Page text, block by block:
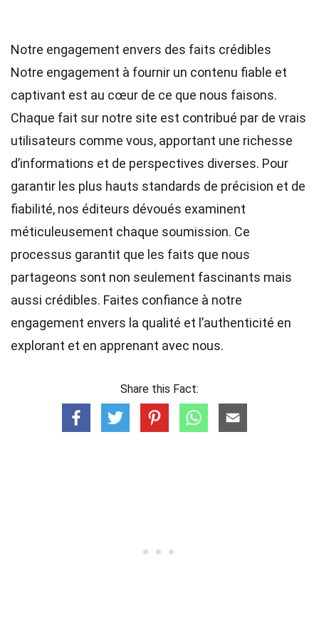
Notre engagement envers des faits crédibles
Notre engagement à fournir un contenu fiable et
captivant est au cœur de ce que nous faisons.
Chaque fait sur notre site est contribué par de vrais
utilisateurs comme vous, apportant une richesse
d’informations et de perspectives diverses. Pour
garantir les plus hauts standards de précision et de
fiabilité, nos éditeurs dévoués examinent
méticuleusement chaque soumission. Ce
processus garantit que les faits que nous
partageons sont non seulement fascinants mais
aussi crédibles. Faites confiance à notre
engagement envers la qualité et l’authenticité en
explorant et en apprenant avec nous.
Share this Fact: